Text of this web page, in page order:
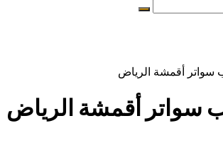
بحث
سواتر أقمشة الرياض
سواتر أقمشة الرياض